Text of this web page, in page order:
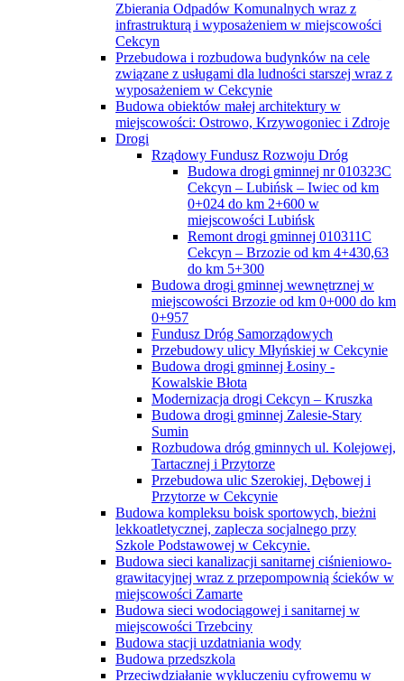
Zbierania Odpadów Komunalnych wraz z
infrastrukturą i wyposażeniem w miejscowości
Cekcyn
Przebudowa i rozbudowa budynków na cele
związane z usługami dla ludności starszej wraz z
wyposażeniem w Cekcynie
Budowa obiektów małej architektury w
miejscowości: Ostrowo, Krzywogoniec i Zdroje
Drogi
Rządowy Fundusz Rozwoju Dróg
Budowa drogi gminnej nr 010323C
Cekcyn – Lubińsk – Iwiec od km
0+024 do km 2+600 w
miejscowości Lubińsk
Remont drogi gminnej 010311C
Cekcyn – Brzozie od km 4+430,63
do km 5+300
Budowa drogi gminnej wewnętrznej w
miejscowości Brzozie od km 0+000 do km
0+957
Fundusz Dróg Samorządowych
Przebudowy ulicy Młyńskiej w Cekcynie
Budowa drogi gminnej Łosiny -
Kowalskie Błota
Modernizacja drogi Cekcyn – Kruszka
Budowa drogi gminnej Zalesie-Stary
Sumin
Rozbudowa dróg gminnych ul. Kolejowej,
Tartacznej i Przytorze
Przebudowa ulic Szerokiej, Dębowej i
Przytorze w Cekcynie
Budowa kompleksu boisk sportowych, bieżni
lekkoatletycznej, zaplecza socjalnego przy
Szkole Podstawowej w Cekcynie.
Budowa sieci kanalizacji sanitarnej ciśnieniowo-
grawitacyjnej wraz z przepompownią ścieków w
miejscowości Zamarte
Budowa sieci wodociągowej i sanitarnej w
miejscowości Trzebciny
Budowa stacji uzdatniania wody
Budowa przedszkola
Przeciwdziałanie wykluczeniu cyfrowemu w